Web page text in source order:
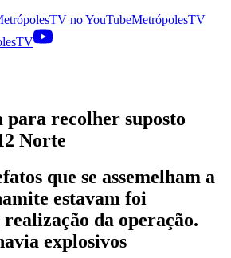
noYouTubeMetrópolesTV
para recolher suposto
Norte
que se assemelham a
estavam foi
da operação.
explosivos